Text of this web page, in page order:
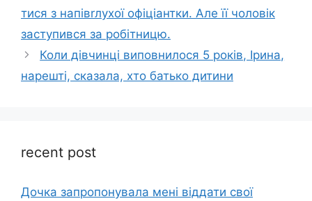
тися з напівrлухої офіціантки. Але її чоловік
заступився за робітницю.
Коли дівчинці виповнилося 5 років, Ірина,
нарешті, сказала, хто батько дитини
recent post
Дочка запpопонувала мені віддати свої